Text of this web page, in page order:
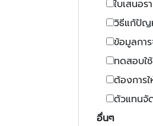
ใบเสนอร
วิธีแก้ปัญ
ข้อมูลกา
ทดสอบใ
ต้องการ
ตัวแทนจั
อื่นๆ